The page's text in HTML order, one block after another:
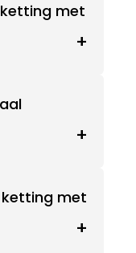
met
+
+
ketting met
+